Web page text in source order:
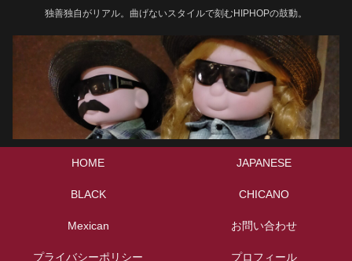
独善独自がリアル。曲げないスタイルで刻むHIPHOPの鼓動。
HOME JAPANESE
BLACK CHICANO
Mexican お問い合わせ
プライバシーポリシー プロフィール